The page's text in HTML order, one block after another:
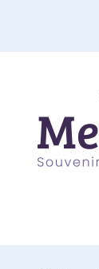
navigatie
inhoud